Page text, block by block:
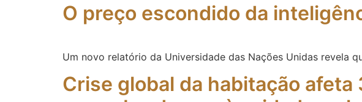
O preço escondido da
Um novo relatório da Universidade das Nações Unidas revela
Crise global da habitação